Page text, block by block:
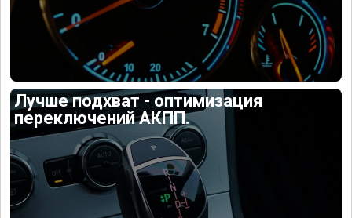
Лучше подхват - оптимизация
переключений АКПП.